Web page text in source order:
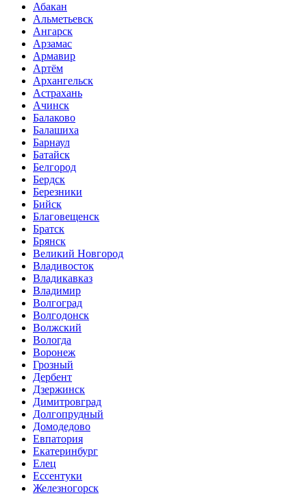
Абакан
Альметьевск
Ангарск
Арзамас
Армавир
Артём
Архангельск
Астрахань
Ачинск
Балаково
Балашиха
Барнаул
Батайск
Белгород
Бердск
Березники
Бийск
Благовещенск
Братск
Брянск
Великий Новгород
Владивосток
Владикавказ
Владимир
Волгоград
Волгодонск
Волжский
Вологда
Воронеж
Грозный
Дербент
Дзержинск
Димитровград
Долгопрудный
Домодедово
Евпатория
Екатеринбург
Елец
Ессентуки
Железногорск